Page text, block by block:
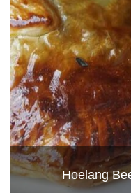
Hoelang